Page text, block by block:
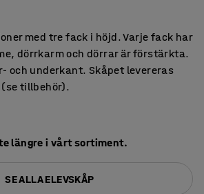
med tre fack i höjd. Varje fack har
dörrkarm och dörrar är förstärkta.
och underkant. Skåpet levereras
tillbehör).
längre i vårt sortiment.
SE ALLA ELEVSKÅP